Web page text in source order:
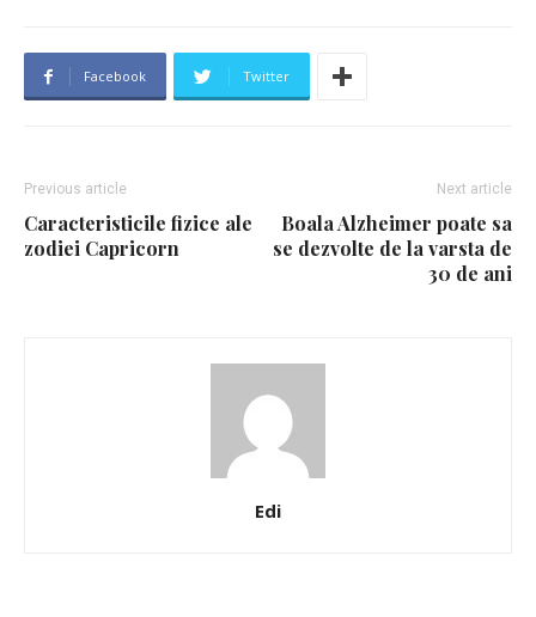
Facebook Twitter
Previous article
Caracteristicile fizice ale
zodiei Capricorn
Next article
Boala Alzheimer poate sa
se dezvolte de la varsta de
30 de ani
Edi